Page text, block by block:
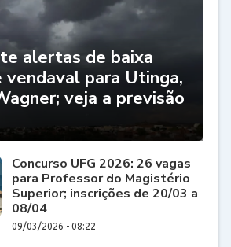
alertas de baixa
vendaval para Utinga,
veja a previsão
Concurso UFG 2026: 26 vagas
para Professor do Magistério
Superior; inscrições de 20/03 a
08/04
09/03/2026 - 08:22